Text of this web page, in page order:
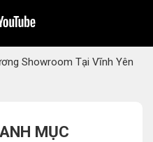
Showroom Tại Vĩnh Yên
MỤC